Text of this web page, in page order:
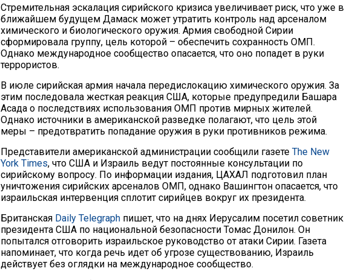
Стремительная эскалация сирийского кризиса увеличивает риск, что уже в
ближайшем будущем Дамаск может утратить контроль над арсеналом
химического и биологического оружия. Армия свободной Сирии
сформировала группу, цель которой – обеспечить сохранность ОМП.
Однако международное сообщество опасается, что оно попадет в руки
террористов.
В июле сирийская армия начала передислокацию химического оружия. За
этим последовала жесткая реакция США, которые предупредили Башара
Асада о последствиях использования ОМП против мирных жителей.
Однако источники в американской разведке полагают, что цель этой
меры – предотвратить попадание оружия в руки противников режима.
Представители американской администрации сообщили газете The New
York Times, что США и Израиль ведут постоянные консультации по
сирийскому вопросу. По информации издания, ЦАХАЛ подготовил план
уничтожения сирийских арсеналов ОМП, однако Вашингтон опасается, что
израильская интервенция сплотит сирийцев вокруг их президента.
Британская Daily Telegraph пишет, что на днях Иерусалим посетил советник
президента США по национальной безопасности Томас Донилон. Он
попытался отговорить израильское руководство от атаки Сирии. Газета
напоминает, что когда речь идет об угрозе существованию, Израиль
действует без оглядки на международное сообщество.